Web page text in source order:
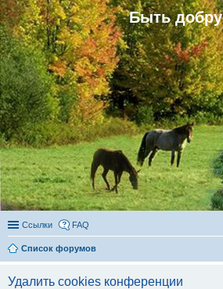
Быть добру
Ссылки FAQ
Список форумов
Удалить cookies конференции